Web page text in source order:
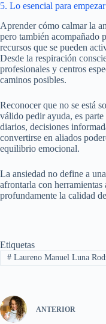
5. Lo esencial para
Aprender cómo calmar la
pero también acompañado
recursos que se pueden
Desde la respiración
profesionales y centros
caminos posibles.
Reconocer que no se está
válido pedir ayuda, es
diarios, decisiones
convertirse en aliados
equilibrio emocional.
La ansiedad no define a
afrontarla con herramientas
profundamente la calidad
Etiquetas
#Laureno Manuel Luna
ANTERIOR